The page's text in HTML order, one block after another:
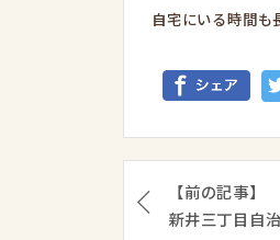
自宅にいる時間も
【前の記事】
新井三丁目自